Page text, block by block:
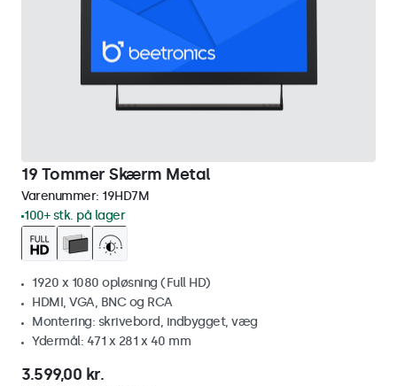
19 Tommer Skærm Metal
Varenummer: 19HD7M
100+ stk. på lager
1920 x 1080 opløsning (Full HD)
HDMI, VGA, BNC og RCA
Montering: skrivebord, indbygget, væg
Ydermål: 471 x 281 x 40 mm
3.599,00 kr.